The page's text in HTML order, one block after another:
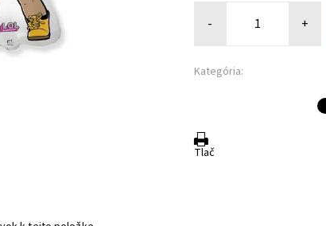
- +
Kategória:
Tlač